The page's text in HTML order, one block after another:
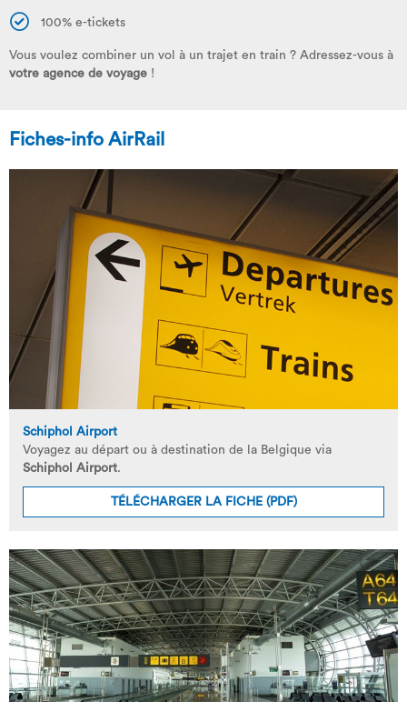
100% e-tickets
Vous voulez combiner un vol à un trajet en train ? Adressez-vous à
votre agence de voyage !
Fiches-info AirRail
Schiphol Airport
Voyagez au départ ou à destination de la Belgique via
Schiphol Airport.
TÉLÉCHARGER LA FICHE (PDF)